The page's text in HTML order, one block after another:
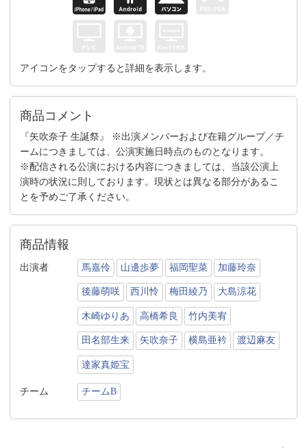
アイコンをタップすると詳細を表示します。
商品コメント
『矢吹奈子 生誕祭』 ※出演メンバーおよび在籍グループ／チ
ームにつきましては、公演実施日時点のものとなります。
※配信される公演における内容につきましては、当該公演上
演時の状況に則しております。現状とは異なる部分があるこ
とを予めご了承ください。
商品情報
出演者 馬嘉伶 山邊歩夢 福岡聖菜 加藤玲奈
後藤萌咲 西川怜 梅田綾乃 大島涼花
木崎ゆりあ 高橋希良 竹内美宥
田名部生来 矢吹奈子 横島亜衿 渡辺麻友
達家真姫宝
チーム チームB